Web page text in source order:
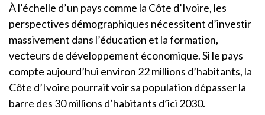
À l’échelle d’un pays comme la Côte d’Ivoire, les
perspectives démographiques nécessitent d’investir
massivement dans l’éducation et la formation,
vecteurs de développement économique. Si le pays
compte aujourd’hui environ 22 millions d’habitants, la
Côte d’Ivoire pourrait voir sa population dépasser la
barre des 30 millions d’habitants d’ici 2030.